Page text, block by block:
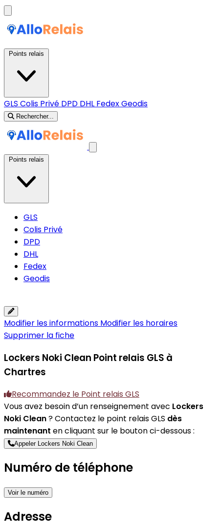
GLS Colis Privé DPD DHL FedexGeodis
Rechercher...
GLS
Colis Privé
DPD
DHL
Fedex
Geodis
Modifier les informations Modifier les horaires
Supprimer la fiche
Lockers Noki Clean Point relais GLS à
Chartres
Recommandez le Point relais GLS
Vous avez besoin d’un renseignement avec Lockers
Noki Clean? Contactez le point relais GLS dès
maintenant en cliquant sur le bouton ci-dessous :
Appeler Lockers Noki Clean
Numéro de téléphone
Voir le numéro
Adresse